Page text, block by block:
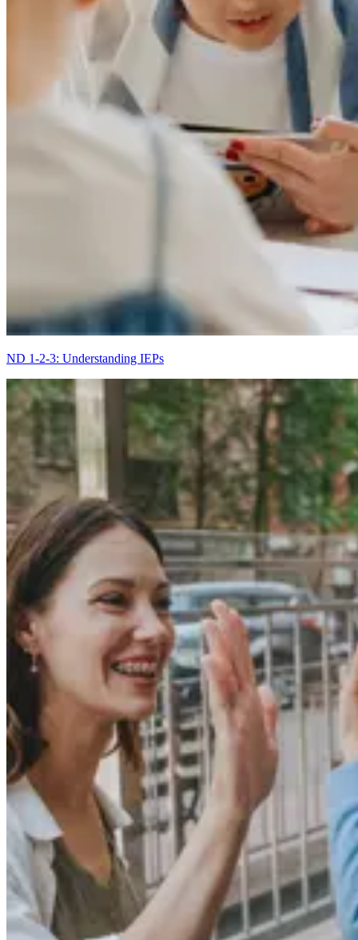
ND 1-2-3: Understanding IEPs